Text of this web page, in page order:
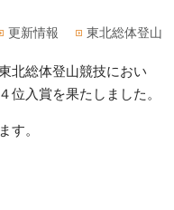
更新情報 東北総体登山
北総体登山競技におい
位入賞を果たしました。
す。